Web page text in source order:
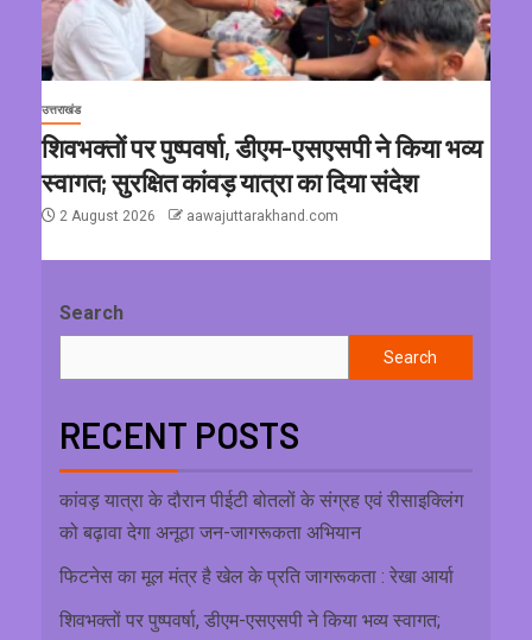
उत्तराखंड
शिवभक्तों पर पुष्पवर्षा, डीएम-एसएसपी ने किया भव्य
स्वागत; सुरक्षित कांवड़ यात्रा का दिया संदेश
2 August 2026 aawajuttarakhand.com
Search
Search
RECENT POSTS
कांवड़ यात्रा के दौरान पीईटी बोतलों के संग्रह एवं रीसाइक्लिंग
को बढ़ावा देगा अनूठा जन-जागरूकता अभियान
फिटनेस का मूल मंत्र है खेल के प्रति जागरूकता : रेखा आर्या
शिवभक्तों पर पुष्पवर्षा, डीएम-एसएसपी ने किया भव्य स्वागत;